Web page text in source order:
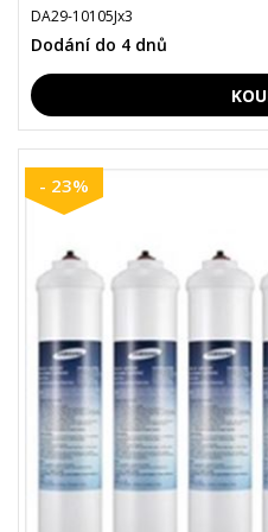
DA29-10105Jx3
Dodání do 4 dnů
- 23%